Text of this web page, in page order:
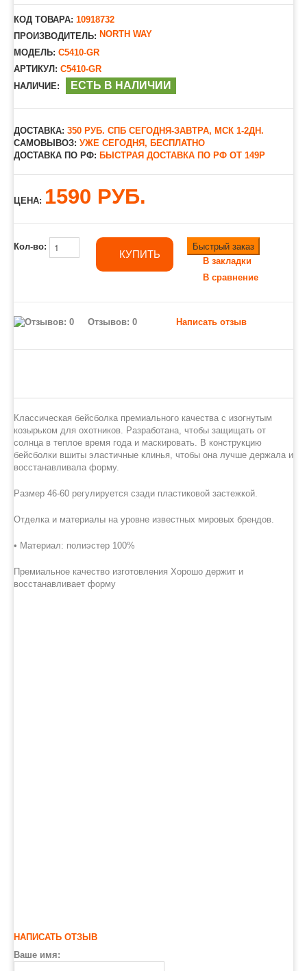
КОД ТОВАРА: 10918732
ПРОИЗВОДИТЕЛЬ: NORTH WAY
МОДЕЛЬ: C5410-GR
АРТИКУЛ: C5410-GR
НАЛИЧИЕ:
ЕСТЬ В НАЛИЧИИ
ДОСТАВКА: 350 РУБ. СПБ СЕГОДНЯ-ЗАВТРА, МСК 1-2ДН.
САМОВЫВОЗ: УЖЕ СЕГОДНЯ, БЕСПЛАТНО
ДОСТАВКА ПО РФ: БЫСТРАЯ ДОСТАВКА ПО РФ ОТ 149Р
ЦЕНА: 1590 РУБ.
Кол-во:
КУПИТЬ
Быстрый заказ
В закладки
В сравнение
Отзывов: 0 Написать отзыв
Классическая бейсболка премиального качества с изогнутым
козырьком для охотников. Разработана, чтобы защищать от
солнца в теплое время года и маскировать. В конструкцию
бейсболки вшиты эластичные клинья, чтобы она лучше держала и
восстанавливала форму.
Размер 46-60 регулируется сзади пластиковой застежкой.
Отделка и материалы на уровне известных мировых брендов.
• Материал: полиэстер 100%
Премиальное качество изготовления Хорошо держит и
восстанавливает форму
НАПИСАТЬ ОТЗЫВ
Ваше имя: